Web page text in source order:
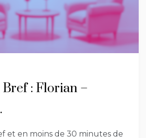
: Florian –
et en moins de 30 minutes de